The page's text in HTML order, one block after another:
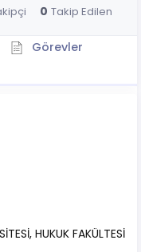
0 Takip Edilen
Görevler
HUKUK FAKÜLTESİ